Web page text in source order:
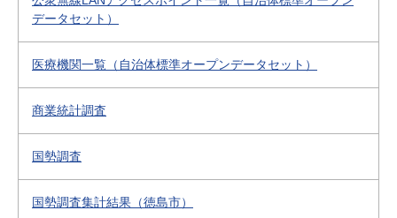
データセット）
医療機関一覧（自治体標準オープンデータセット）
商業統計調査
国勢調査
国勢調査集計結果（徳島市）